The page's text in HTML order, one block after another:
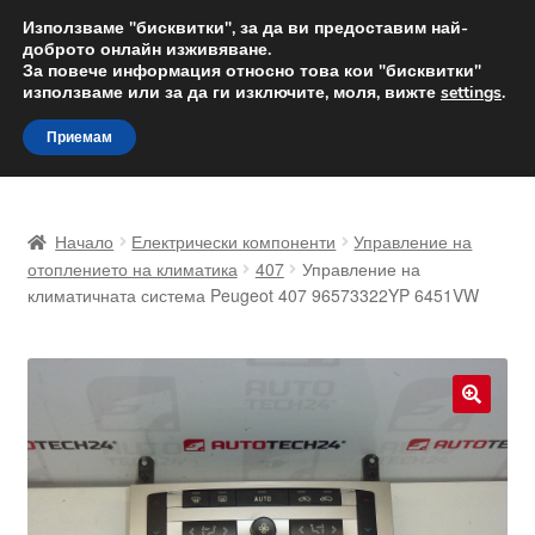
ДОСТАВКА от 12 лв.
Доставка по целия свят
Skip
to
navigation
Skip
to
content
Доставка по целия свят
Количка
Начало Електрически компоненти
Управление на
отоплението на климатика
407
Управление на
климатичната система Peugeot 407 96573322YP 6451VW
Използваме "бисквитки", за да ви предоставим най-
доброто онлайн изживяване.
За повече информация относно това кои "бисквитки"
използваме или за да ги изключите, моля, вижте settings.
Приемам